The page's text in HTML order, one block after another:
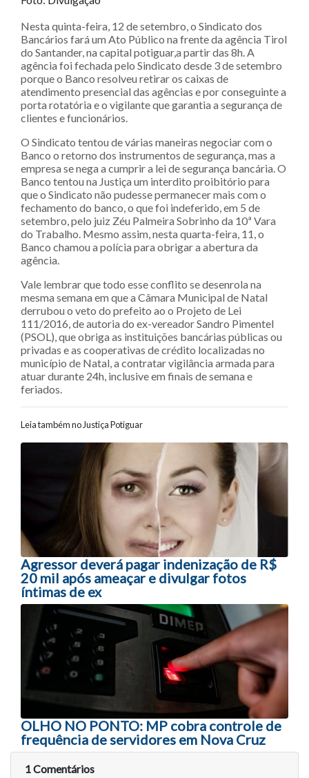
Nesta quinta-feira, 12 de setembro, o Sindicato dos
Bancários fará um Ato Público na frente da agência Tirol
do Santander, na capital potiguar,a partir das 8h. A
agência foi fechada pelo Sindicato desde 3 de setembro
porque o Banco resolveu retirar os caixas de
atendimento presencial das agências e por conseguinte a
porta rotatória e o vigilante que garantia a segurança de
clientes e funcionários.
O Sindicato tentou de várias maneiras negociar com o
Banco o retorno dos instrumentos de segurança, mas a
empresa se nega a cumprir a lei de segurança bancária. O
Banco tentou na Justiça um interdito proibitório para
que o Sindicato não pudesse permanecer mais com o
fechamento do banco, o que foi indeferido, em 5 de
setembro, pelo juiz Zéu Palmeira Sobrinho da 10ª Vara
do Trabalho. Mesmo assim, nesta quarta-feira, 11, o
Banco chamou a polícia para obrigar a abertura da
agência.
Vale lembrar que todo esse conflito se desenrola na
mesma semana em que a Câmara Municipal de Natal
derrubou o veto do prefeito ao o Projeto de Lei
111/2016, de autoria do ex-vereador Sandro Pimentel
(PSOL), que obriga as instituições bancárias públicas ou
privadas e as cooperativas de crédito localizadas no
município de Natal, a contratar vigilância armada para
atuar durante 24h, inclusive em finais de semana e
feriados.
Leia também no Justiça Potiguar
Navegação entre posts
Agressor deverá pagar indenização de R$
20 mil após ameaçar e divulgar fotos
íntimas de ex
OLHO NO PONTO: MP cobra controle de
frequência de servidores em Nova Cruz
1 Comentários